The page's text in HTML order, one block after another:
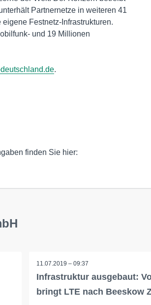
Partnernetze in weiteren 41
Festnetz-Infrastrukturen.
und 19 Millionen
.
finden Sie hier:
11.07.2019 – 09:37
Infrastruktur ausgebaut:
bringt LTE nach Beeskow